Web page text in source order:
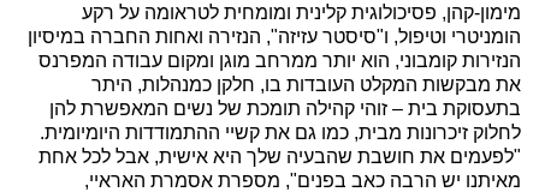
מימון-קהן, פסיכולוגית קלינית ומומחית לטראומה על רקע
הומניטרי וטיפול, ו"סיסטר עזיזה", הנזירה ואחות החברה במיסיון
הנזירות קומבוני, הוא יותר ממרחב מוגן ומקום עבודה המפרנס
את מבקשות המקלט העובדות בו, חלקן כמנהלות, היתר
בתעסוקת בית – זוהי קהילה תומכת של נשים המאפשרת להן
לחלוק זיכרונות מבית, כמו גם את קשיי ההתמודדות היומיומית.
"לפעמים את חושבת שהבעיה שלך היא אישית, אבל לכל אחת
מאיתנו יש הרבה כאב בפנים", מספרת אסמרת האראיי,